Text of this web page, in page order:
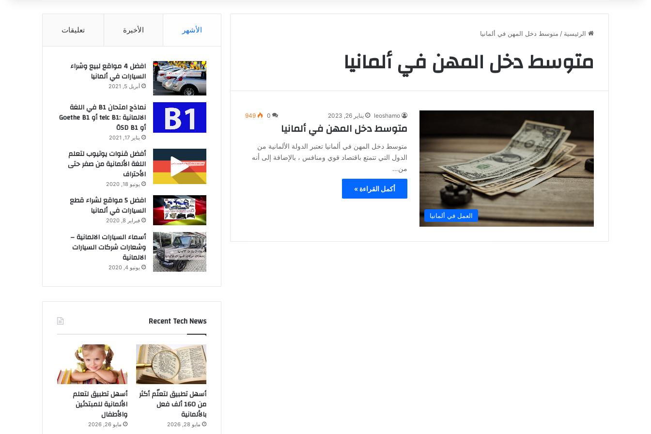
الرئيسية / متوسط دخل المهن في ألمانيا
متوسط دخل المهن في ألمانيا
العمل في ألمانيا
leoshamo يناير 26, 2023 0
949
متوسط دخل المهن في ألمانيا
متوسط دخل المهن في ألمانيا تعتبر الدولة الألمانية من
الدول التي تتمتع باقتصاد قوي ومنافس ، بالإضافة إلى أنه
من…
أكمل القراءة »
الأشهر الأخيرة تعليقات
افضل 4 مواقع لبيع وشراء
السيارات في ألمانيا
أبريل 5, 2021
نماذج امتحان B1 في اللغة
الالمانية :telc B1 أو Goethe B1
أو ÖSD B1
يناير 17, 2021
أفضل قنوات يوتيوب لتعلم
اللغة الألمانية من صفر حتى
الأحتراف
يونيو 18, 2020
افضل 5 مواقع لشراء قطع
السيارات في ألمانيا
فبراير 8, 2020
أسماء السيارات الالمانية –
وشعارات شركات السيارات
الالمانية
يونيو 4, 2020
Recent Tech News
أسهل تطبيق لتعلّم أكثر
من 160 ألف فعل
بالألمانية
مايو 28, 2026
أسهل تطبيق لتعلم
الألمانية للمبتدئين
والأطفال
مايو 26, 2026